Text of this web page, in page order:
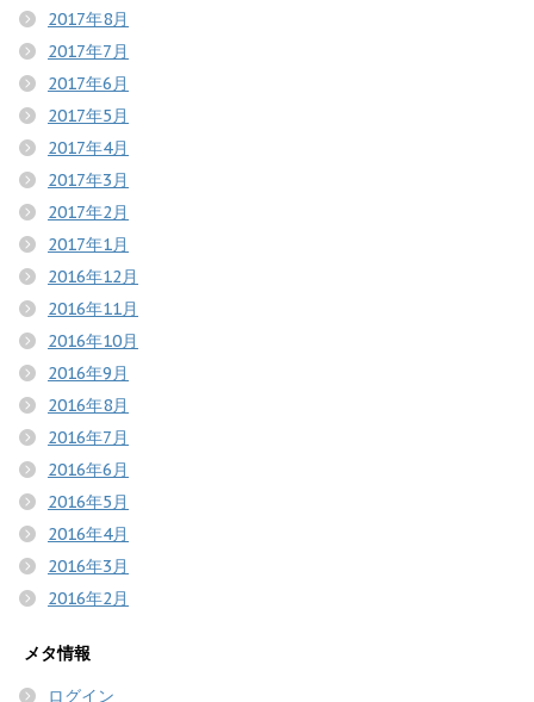
2017年8月
2017年7月
2017年6月
2017年5月
2017年4月
2017年3月
2017年2月
2017年1月
2016年12月
2016年11月
2016年10月
2016年9月
2016年8月
2016年7月
2016年6月
2016年5月
2016年4月
2016年3月
2016年2月
メタ情報
ログイン